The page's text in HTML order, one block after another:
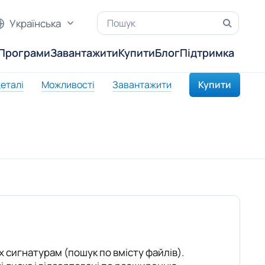
ЗавантажитиКупитиБлогПідтримка
Українська
Можливості Завантажити Купити
сигнатурам (пошук по вмісту файлів).